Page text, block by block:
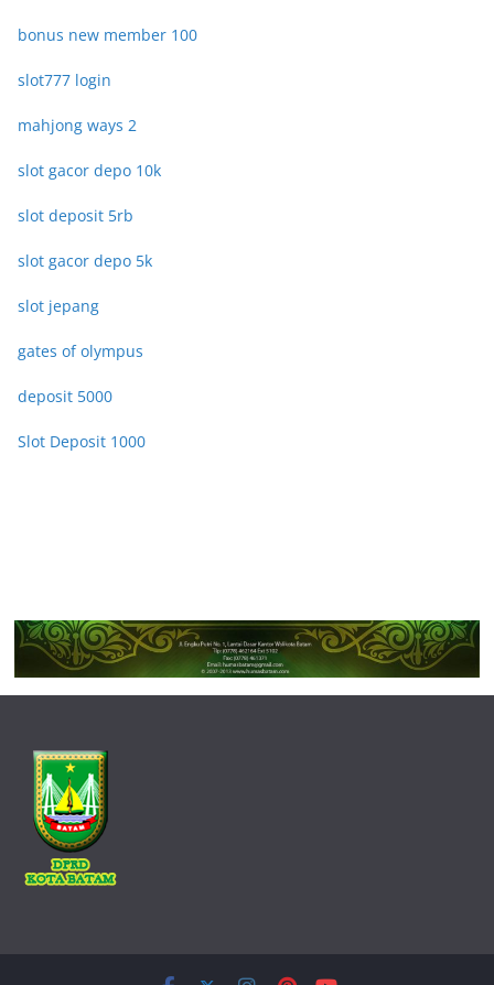
bonus new member 100
slot777 login
mahjong ways 2
slot gacor depo 10k
slot deposit 5rb
slot gacor depo 5k
slot jepang
gates of olympus
deposit 5000
Slot Deposit 1000